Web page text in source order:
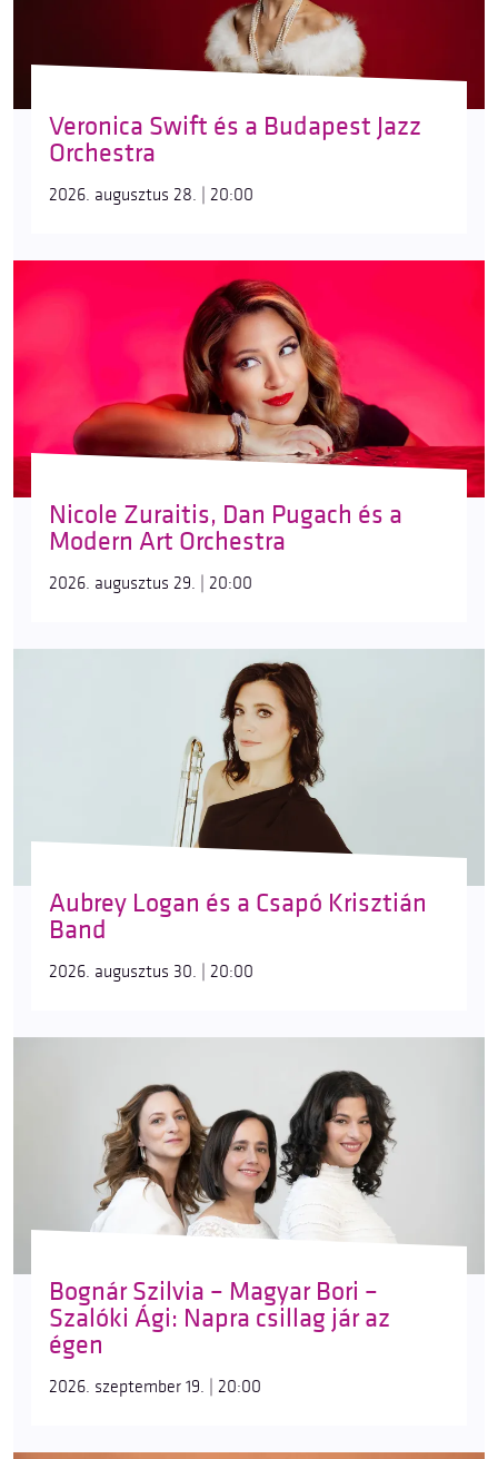
Veronica Swift és a Budapest Jazz
Orchestra
2026. augusztus 28. | 20:00
Nicole Zuraitis, Dan Pugach és a
Modern Art Orchestra
2026. augusztus 29. | 20:00
Aubrey Logan és a Csapó Krisztián
Band
2026. augusztus 30. | 20:00
Bognár Szilvia – Magyar Bori –
Szalóki Ági: Napra csillag jár az
égen
2026. szeptember 19. | 20:00